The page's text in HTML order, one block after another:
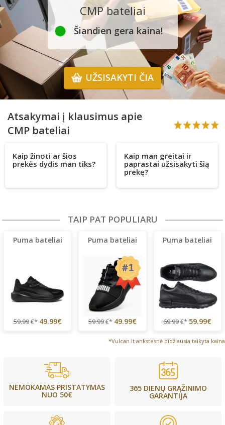
CMP bateliai
Šiandien gera kaina!
UŽSISAKYTI ČIA
Atsakymai į klausimus apie
CMP bateliai
Kaip žinoti ar šios
prekės dydis man tiks?
Kaip man greitai ir
paprastai užsisakyti šią
prekę?
TAIP PAT POPULIARU
Puma bateliai
59.99€* 49.99€
Puma bateliai
59.99€* 49.99€
Puma bateliai
69.99€* 59.99€
*Vulcan.lt ankstesnė didžiausia taikyta kaina
NEMOKAMAS PRISTATYMAS
NUO 50€
365 DIENŲ GRĄŽINIMO
GARANTIJA